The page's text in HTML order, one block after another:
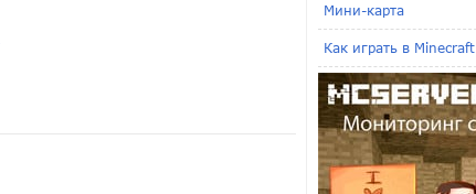
Мини-карта
Как играть в Minecraft